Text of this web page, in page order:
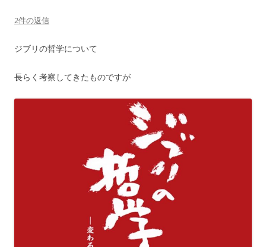
2件の返信
ジブリの哲学について
長らく考察してきたものですが